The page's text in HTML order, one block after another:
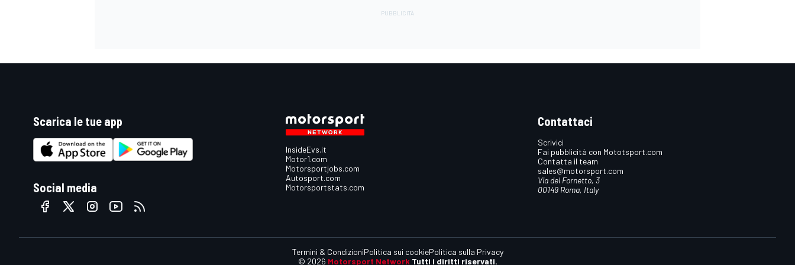
Scarica le tue app
Social media
InsideEvs.it
Motor1.com
Motorsportjobs.com
Autosport.com
Motorsportstats.com
Contattaci
Scrivici
Fai pubblicità con Mototsport.com
Contatta il team
sales@motorsport.com
Via del Fornetto, 3
00149 Roma, Italy
© 2026 Motorsport Network Tutti i diritti riservati.
Termini & CondizioniPolitica sui cookiePolitica sulla Privacy